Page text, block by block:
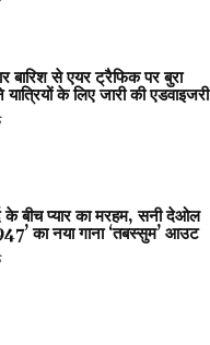
बारिश से एयर ट्रैफिक पर बुरा
के लिए जारी की एडवाइजरी
के बीच प्यार का मरहम, सनी देओल
का नया गाना ‘तबस्सुम’ आउट